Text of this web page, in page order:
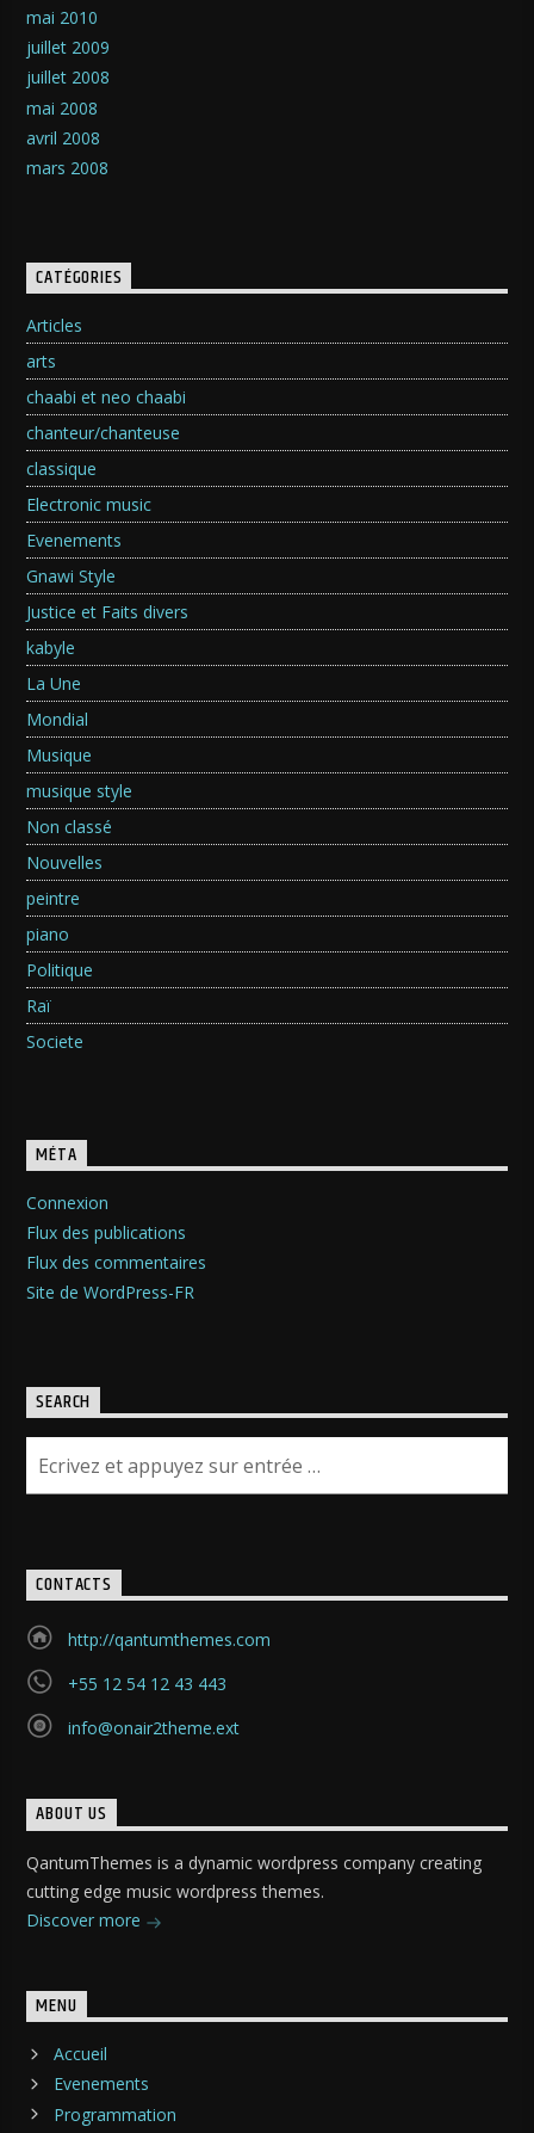
mai 2010
juillet 2009
juillet 2008
mai 2008
avril 2008
mars 2008
CATÉGORIES
Articles
arts
chaabi et neo chaabi
chanteur/chanteuse
classique
Electronic music
Evenements
Gnawi Style
Justice et Faits divers
kabyle
La Une
Mondial
Musique
musique style
Non classé
Nouvelles
peintre
piano
Politique
Raï
Societe
MÉTA
Connexion
Flux des publications
Flux des commentaires
Site de WordPress-FR
SEARCH
CONTACTS
http://qantumthemes.com
+55 12 54 12 43 443
info@onair2theme.ext
ABOUT US
QantumThemes is a dynamic wordpress company creating
cutting edge music wordpress themes.
Discover more
MENU
Accueil
Evenements
Programmation